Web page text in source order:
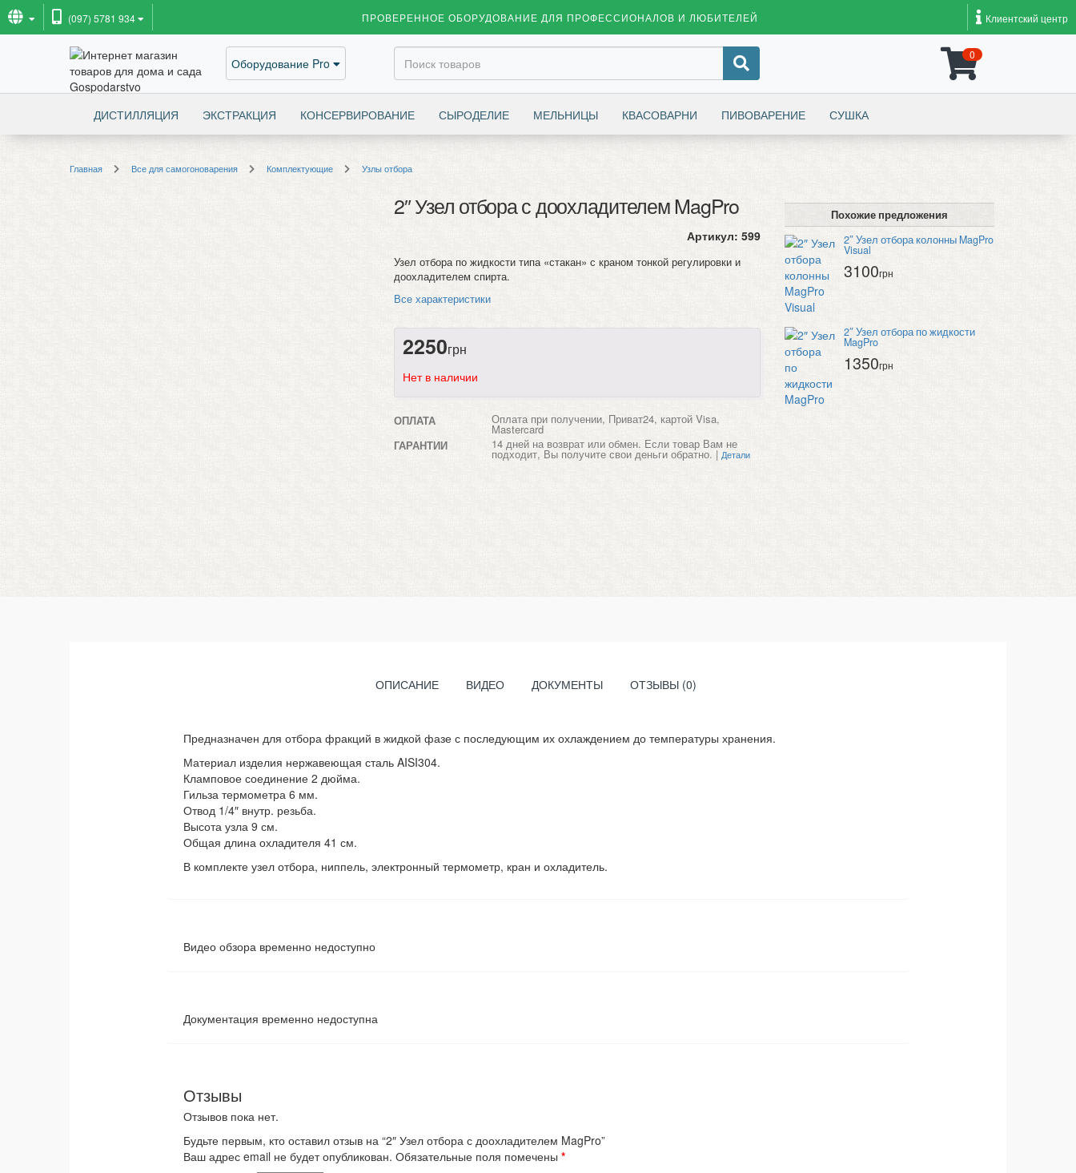
(097) 5781 934 ПРОВЕРЕННОЕ ОБОРУДОВАНИЕ ДЛЯ ПРОФЕССИОНАЛОВ И ЛЮБИТЕЛЕЙ Клиентский центр
Оборудование Pro
0
ДИСТИЛЛЯЦИЯ ЭКСТРАКЦИЯ КОНСЕРВИРОВАНИЕ СЫРОДЕЛИЕ МЕЛЬНИЦЫ КВАСОВАРНИ ПИВОВАРЕНИЕ СУШКА
Главная Все для самогоноварения Комплектующие Узлы отбора
2″ Узел отбора с доохладителем MagPro
Артикул: 599
Узел отбора по жидкости типа «стакан» с краном тонкой регулировки и
доохладителем спирта.
Все характеристики
2250грн
Нет в наличии
ОПЛАТА Оплата при получении, Приват24, картой Visa,
Mastercard
ГАРАНТИИ
14 дней на возврат или обмен. Если товар Вам не
подходит, Вы получите свои деньги обратно. | Детали
Похожие предложения
2″ Узел отбора колонны MagPro
Visual
3100грн
2″ Узел отбора по жидкости
MagPro
1350грн
ОПИСАНИЕ ВИДЕО ДОКУМЕНТЫ ОТЗЫВЫ (0)
Предназначен для отбора фракций в жидкой фазе с последующим их охлаждением до температуры хранения.
Материал изделия нержавеющая сталь AISI304.
Кламповое соединение 2 дюйма.
Гильза термометра 6 мм.
Отвод 1/4″ внутр. резьба.
Высота узла 9 см.
Общая длина охладителя 41 см.
В комплекте узел отбора, ниппель, электронный термометр, кран и охладитель.
Видео обзора временно недоступно
Документация временно недоступна
Отзывы
Отзывов пока нет.
Будьте первым, кто оставил отзыв на “2″ Узел отбора с доохладителем MagPro”
Ваш адрес email не будет опубликован. Обязательные поля помечены *